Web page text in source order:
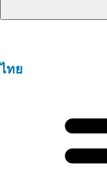
ไทย